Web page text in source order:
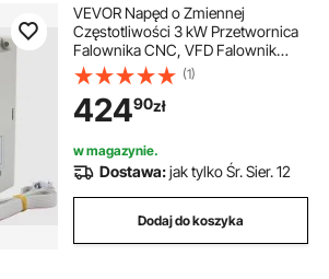
VEVOR Napęd o Zmiennej
Częstotliwości 3 kW Przetwornica
Falownika CNC, VFD Falownik
Stabilna Wydajność Cyfrowy
Wyświetlacz Wyciszanie,
Przetwornica Częstotliwości VFD
Falownik do Regulator Prędkości
(1)
42490zł
w magazynie.
Dostawa:jak tylko Śr. Sier. 12
Dodaj do koszyka